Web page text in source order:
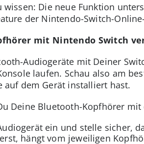
wissen: Die neue Funktion
der Nintendo-Switch-
mit Nintendo Switch
Audiogeräte mit Deiner
laufen. Schau also am
auf dem Gerät installiert hast.
Deine Bluetooth-Kopfhörer
ein und stelle sicher,
hängt vom jeweiligen